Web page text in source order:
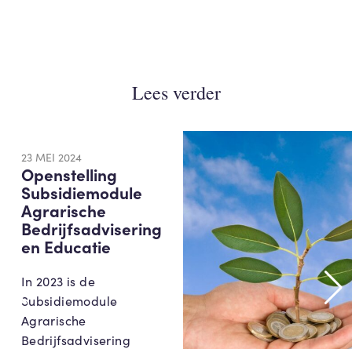
Lees verder
23 MEI 2024
Openstelling
Subsidiemodule
Agrarische
Bedrijfsadvisering
en Educatie
In 2023 is de
Subsidiemodule
Agrarische
Bedrijfsadvisering